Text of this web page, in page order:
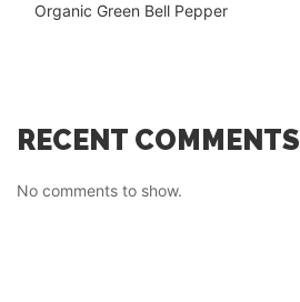
Organic Green Bell Pepper
RECENT COMMENTS
No comments to show.